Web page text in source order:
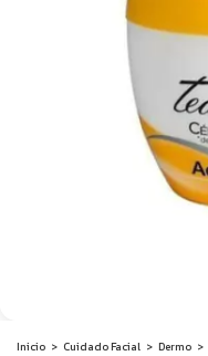
Inicio > Cuidado Facial > Dermo >